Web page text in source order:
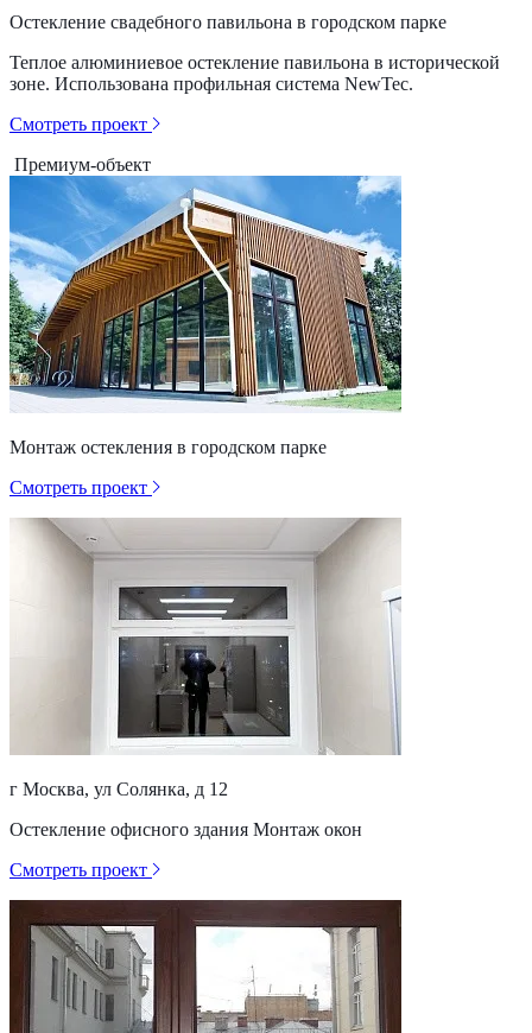
Остекление свадебного павильона в городском парке
Теплое алюминиевое остекление павильона в исторической
зоне. Использована профильная система NewTec.
Смотреть проект
Премиум-объект
Монтаж остекления в городском парке
Смотреть проект
г Москва, ул Солянка, д 12
Остекление офисного здания Монтаж окон
Смотреть проект